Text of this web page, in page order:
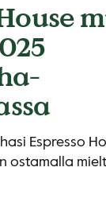
Espresso
ostamalla